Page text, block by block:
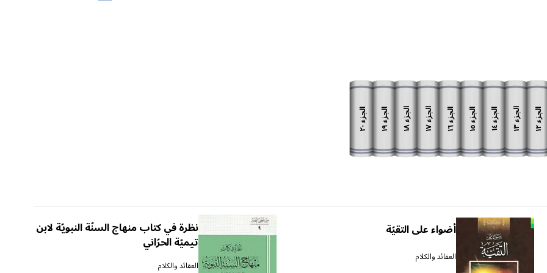
الجزء
١٢
الجزء
١٣
الجزء
١٤
الجزء
١٥
الجزء
١٦
الجزء
١٧
الجزء
١٨
الجزء
١٩
الجزء
٢٠
أضواء على التقيّة
العقائد والكلام
نظرة في كتاب منهاج السنّة النبويّة لابن
تيميّة الحرّاني
العقائد والكلام